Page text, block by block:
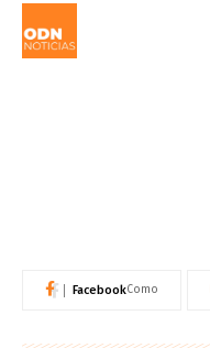
FacebookComo